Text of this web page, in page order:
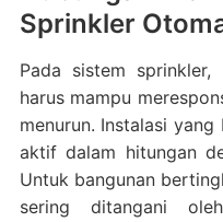
Sprinkler
Pada sistem sprinkler,
harus mampu
menurun. Instalasi
aktif dalam hitungan
Untuk bangunan
sering ditangani